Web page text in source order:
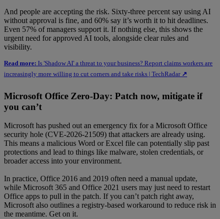
And people are accepting the risk. Sixty-three percent say using AI
without approval is fine, and 60% say it’s worth it to hit deadlines.
Even 57% of managers support it. If nothing else, this shows the
urgent need for approved AI tools, alongside clear rules and
visibility.
Read more: Is 'Shadow AI' a threat to your business? Report claims workers are
increasingly more willing to cut corners and take risks | TechRadar ↗
Microsoft Office Zero-Day: Patch now, mitigate if
you can’t
Microsoft has pushed out an emergency fix for a Microsoft Office
security hole (CVE-2026-21509) that attackers are already using.
This means a malicious Word or Excel file can potentially slip past
protections and lead to things like malware, stolen credentials, or
broader access into your environment.
In practice, Office 2016 and 2019 often need a manual update,
while Microsoft 365 and Office 2021 users may just need to restart
Office apps to pull in the patch. If you can’t patch right away,
Microsoft also outlines a registry-based workaround to reduce risk in
the meantime. Get on it.